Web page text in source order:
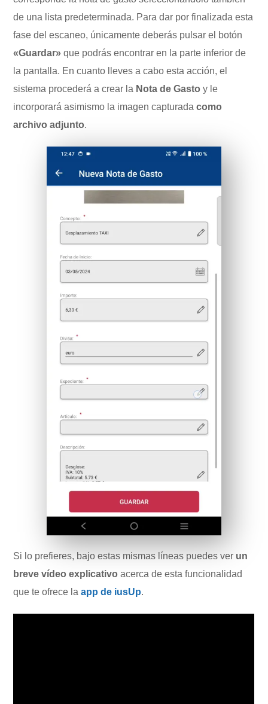
de una lista predeterminada. Para dar por finalizada esta
fase del escaneo, únicamente deberás pulsar el botón
«Guardar» que podrás encontrar en la parte inferior de
la pantalla. En cuanto lleves a cabo esta acción, el
sistema procederá a crear la Nota de Gasto y le
incorporará asimismo la imagen capturadacomo
archivo adjunto.
Si lo prefieres, bajo estas mismas líneas puedes ver un
breve vídeo explicativo acerca de esta funcionalidad
que te ofrece laapp de iusUp.